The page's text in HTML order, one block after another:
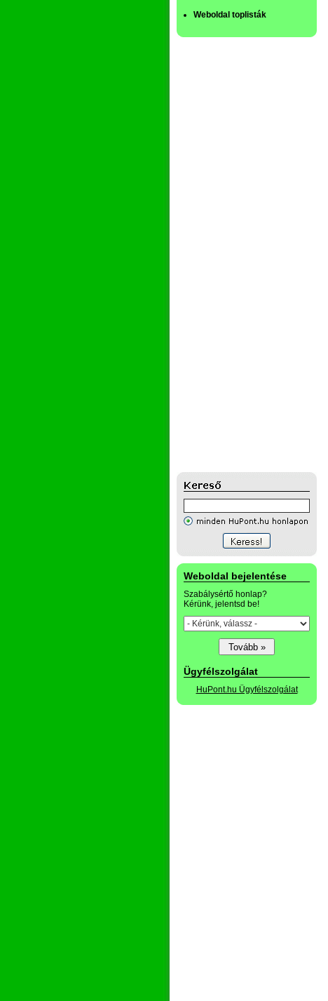
Weboldal toplisták
Weboldal bejelentése
Szabálysértő honlap?
Kérünk, jelentsd be!
Ügyfélszolgálat
HuPont.hu Ügyfélszolgálat